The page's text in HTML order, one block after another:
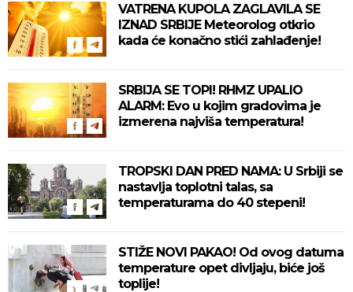
VATRENA KUPOLA ZAGLAVILA SE
IZNAD SRBIJE Meteorolog otkrio
kada će konačno stići zahlađenje!
SRBIJA SE TOPI! RHMZ UPALIO
ALARM: Evo u kojim gradovima je
izmerena najviša temperatura!
TROPSKI DAN PRED NAMA: U Srbiji se
nastavlja toplotni talas, sa
temperaturama do 40 stepeni!
STIŽE NOVI PAKAO! Od ovog datuma
temperature opet divljaju, biće još
toplije!